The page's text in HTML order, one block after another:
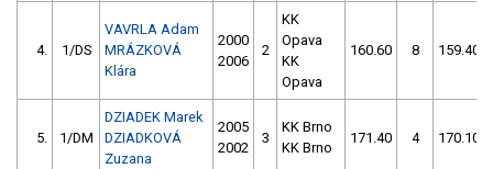
4. 1/DS
VAVRLA Adam
MRÁZKOVÁ
Klára
2000
2006
2
KK
Opava
KK
Opava
160.60 8 159.40
5. 1/DM
DZIADEK Marek
DZIADKOVÁ
Zuzana
2005
2002
3
KK Brno
KK Brno
171.40 4 170.10